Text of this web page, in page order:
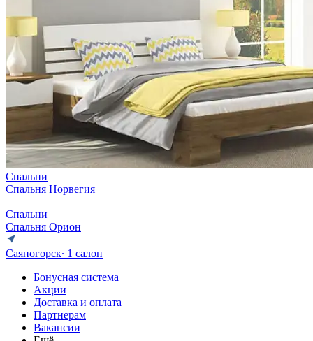
Спальни
Спальня Норвегия
Спальни
Спальня Орион
Саяногорск∙ 1 салон
Бонусная система
Акции
Доставка и оплата
Партнерам
Вакансии